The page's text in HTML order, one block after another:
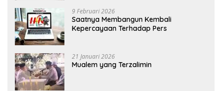
9 Februari 2026
Saatnya Membangun Kembali
Kepercayaan Terhadap Pers
21 Januari 2026
Mualem yang Terzalimin